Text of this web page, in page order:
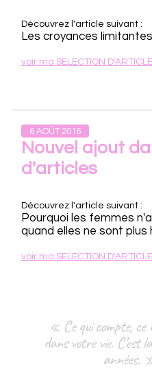
Découvrez l'article suivant :
Les croyances
voir ma SELECTION
6 AOÛT 2016
Nouvel ajout
d'articles
Découvrez l'article suivant :
Pourquoi les femmes
quand elles ne sont plus
voir ma SELECTION
« Ce qui compte, ce
dans votre vie. C’est
années.